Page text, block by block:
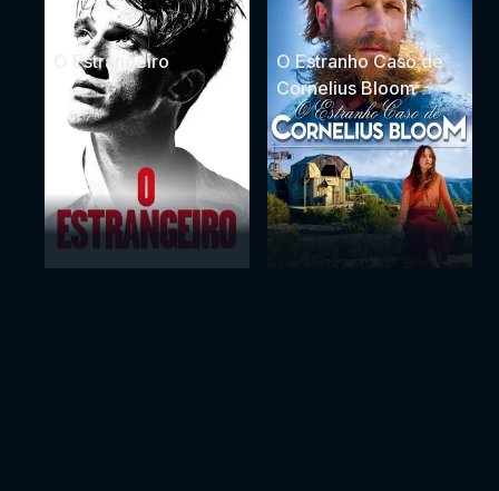
O Estrangeiro
O Estranho Caso de
Cornelius Bloom